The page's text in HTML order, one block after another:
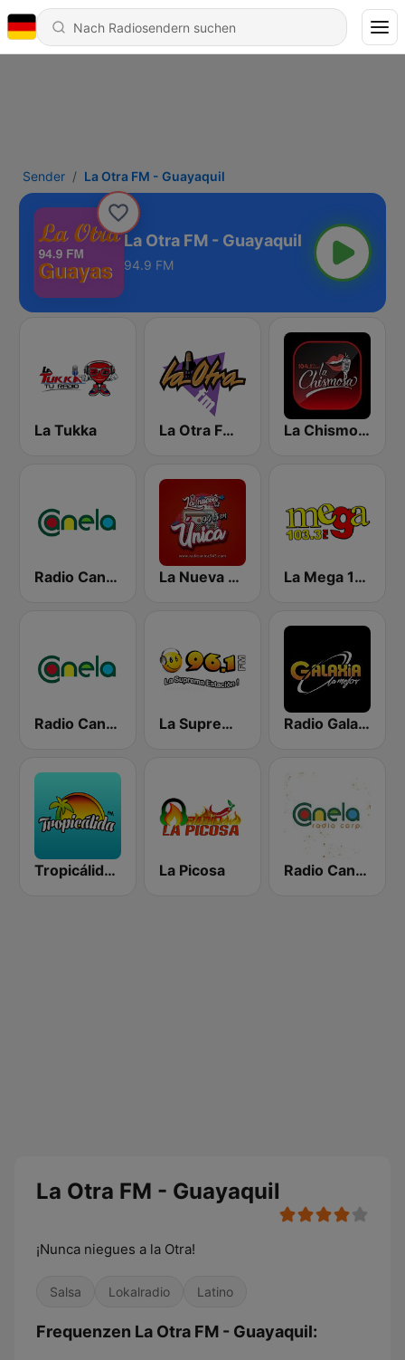
Sender La Otra FM - Guayaquil
La Otra FM - Guayaquil
94.9 FM
La Tukka La Otra FM - Quito La Chismosa 104.1
Radio Canela Guayas La Nueva Unica 94.5 FM La Mega 103.3 FM
Radio Canela Azuay La Suprema Estacion 96.1 FM Radio Galaxia
Tropicálida FM La Picosa Radio Canela Quito
La Otra FM - Guayaquil
¡Nunca niegues a la Otra!
Salsa Lokalradio Latino
Frequenzen La Otra FM - Guayaquil: